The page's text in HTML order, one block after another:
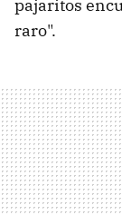
pajaritos
raro".